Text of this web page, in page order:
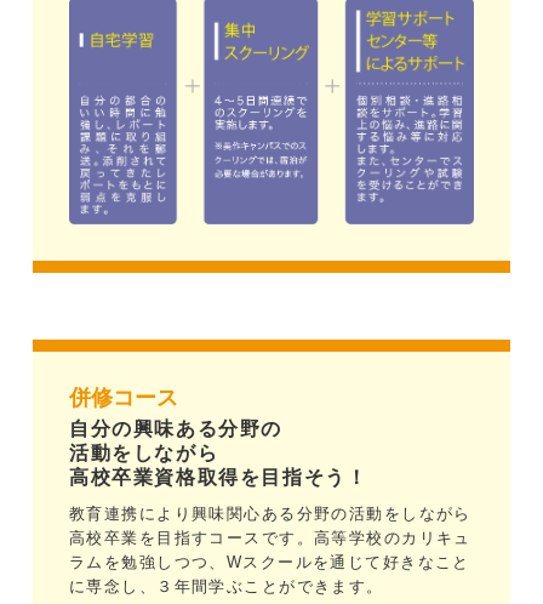
併修コース
自分の興味ある分野の
活動をしながら
高校卒業資格取得を目指そう！
教育連携により興味関心ある分野の活動をしながら
高校卒業を目指すコースです。高等学校のカリキュ
ラムを勉強しつつ、Wスクールを通じて好きなこと
に専念し、３年間学ぶことができます。